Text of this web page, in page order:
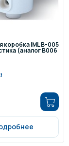
коробка IML B-005
(аналог B006